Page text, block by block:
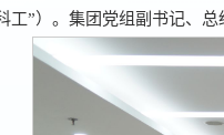
工”）。集团党组副书记、